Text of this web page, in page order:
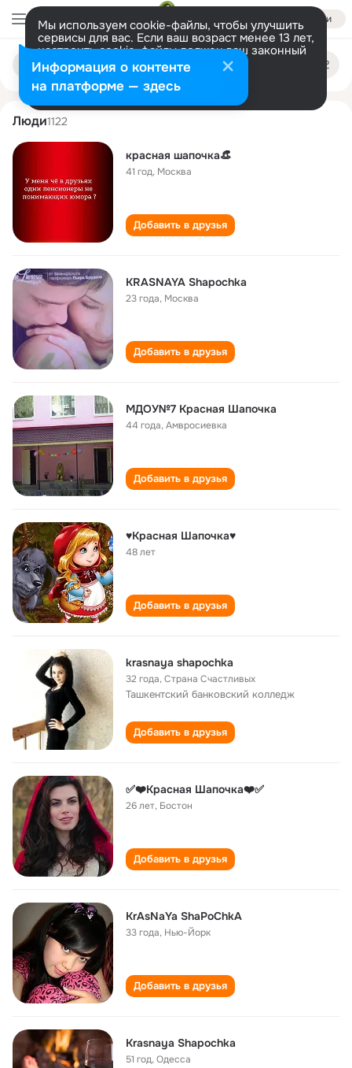
Войти
Мы используем cookie-файлы, чтобы улучшить
сервисы для вас. Если ваш возраст менее 13 лет,
настроить cookie-файлы должен ваш законный
представитель. Больше информации
Разрешить все Настроить
Поиск
людям
krasnaya shapochka
Люди1122
красная шапочка👒
41 год, Москва
Добавить в друзья
KRASNAYA Shapochka
23 года, Москва
Добавить в друзья
МДОУ№7 Красная Шапочка
44 года,Амвросиевка
Добавить в друзья
♥Красная Шапочка♥
48 лет
Добавить в друзья
krasnaya shapochka
32 года,Страна Счастливых
Ташкентский банковский колледж
Добавить в друзья
✅❤️Красная Шапочка❤️✅
26 лет, Бостон
Добавить в друзья
KrAsNaYa ShaPoChkA
33 года, Нью-Йорк
Добавить в друзья
Krasnaya Shapochka
51 год,Одесса
Информация о контенте
на платформе — здесь